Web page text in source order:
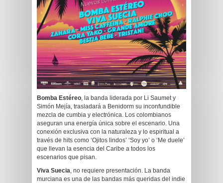
Bomba Estéreo , la banda liderada por Li Saumet y
Simón Mejía, trasladará a Benidorm su inconfundible
mezcla de cumbia y electrónica. Los colombianos
aseguran una energía única sobre el escenario. Una
conexión exclusiva con la naturaleza y lo espiritual a
través de hits como ‘Ojitos lindos’ ‘Soy yo’ o ‘Me duele’
que llevan la esencia del Caribe a todos los
escenarios que pisan.
Viva Suecia , no requiere presentación. La banda
murciana es una de las bandas más queridas del indie